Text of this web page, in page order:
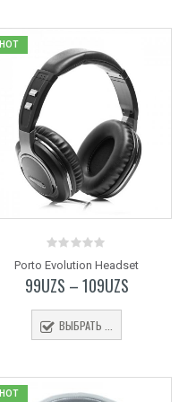
HOT
0
out
of
5
Porto Evolution Headset
99UZS –109UZS
ВЫБРАТЬ ...
HOT